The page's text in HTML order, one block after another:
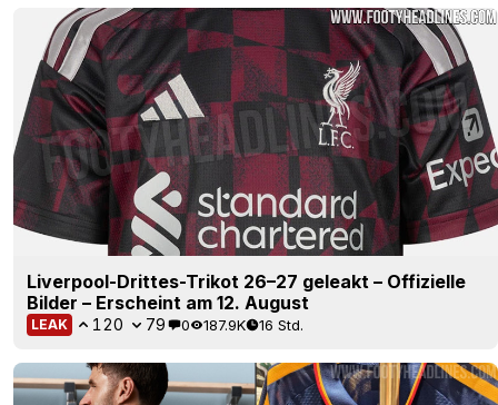
Liverpool-Drittes-Trikot 26–27 geleakt – Offizielle
Bilder – Erscheint am 12. August
LEAK 120 79 0 187.9K 16 Std.